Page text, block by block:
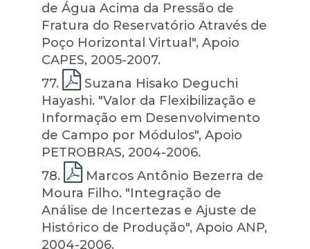
de Água Acima da Pressão de
Fratura do Reservatório Através de
Poço Horizontal Virtual", Apoio
CAPES, 2005-2007.
77.
Suzana Hisako Deguchi
Hayashi. "Valor da Flexibilização e
Informação em Desenvolvimento
de Campo por Módulos", Apoio
PETROBRAS, 2004-2006.
78.
Marcos Antônio Bezerra de
Moura Filho. "Integração de
Análise de Incertezas e Ajuste de
Histórico de Produção", Apoio ANP,
2004-2006.